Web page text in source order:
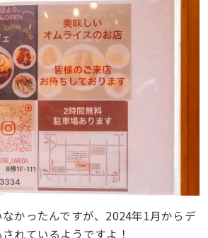
かったんですが、2024年1月からデ
れているようですよ！